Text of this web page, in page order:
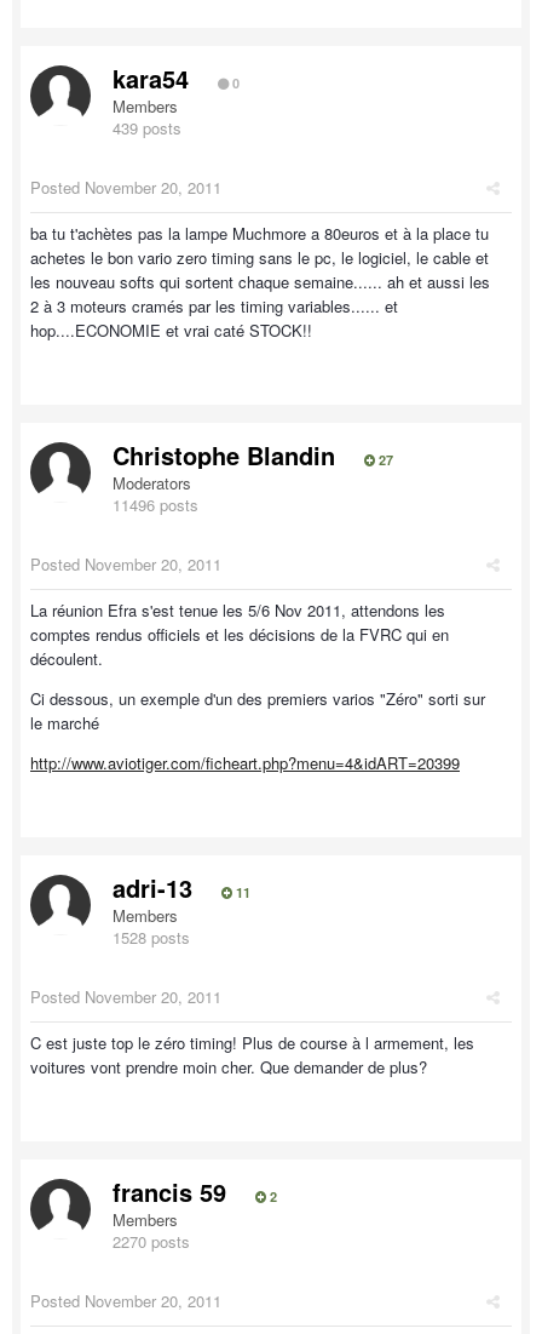
kara54 0
Members
439 posts
Posted November 20, 2011
ba tu t'achètes pas la lampe Muchmore a 80euros et à la place tu
achetes le bon vario zero timing sans le pc, le logiciel, le cable et
les nouveau softs qui sortent chaque semaine...... ah et aussi les
2 à 3 moteurs cramés par les timing variables...... et
hop....ECONOMIE et vrai caté STOCK!!
Christophe Blandin 27
Moderators
11496 posts
Posted November 20, 2011
La réunion Efra s'est tenue les 5/6 Nov 2011, attendons les
comptes rendus officiels et les décisions de la FVRC qui en
découlent.
Ci dessous, un exemple d'un des premiers varios "Zéro" sorti sur
le marché
http://www.aviotiger.com/ficheart.php?menu=4&idART=20399
adri-13 11
Members
1528 posts
Posted November 20, 2011
C est juste top le zéro timing! Plus de course à l armement, les
voitures vont prendre moin cher. Que demander de plus?
francis 59 2
Members
2270 posts
Posted November 20, 2011